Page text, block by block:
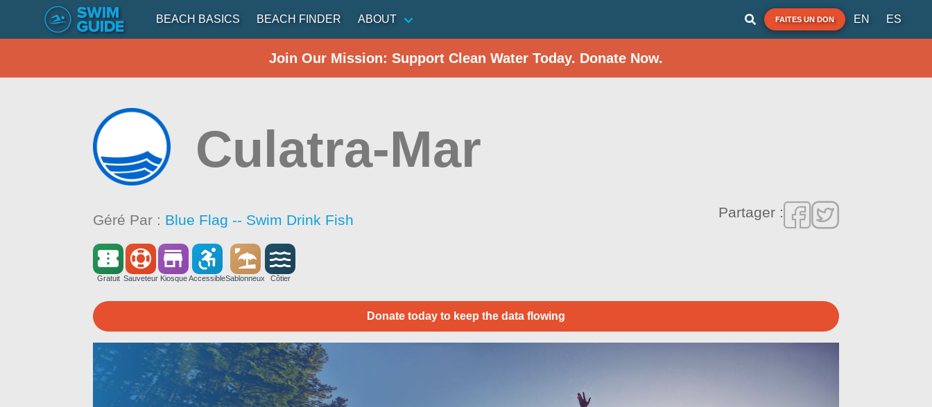
BEACH BASICS BEACH FINDER ABOUT FAITES UN DON EN ES
Join Our Mission: Support Clean Water Today. Donate Now.
Culatra-Mar
Géré Par : Blue Flag -- Swim Drink Fish Partager :
Gratuit Sauveteur Kiosque AccessibleSablonneux Côtier
Donate today to keep the data flowing